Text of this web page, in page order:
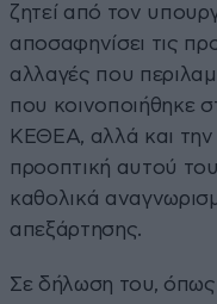
ζητεί από τον
αποσαφηνίσει τις
αλλαγές που
που κοινοποιήθηκε
ΚΕΘΕΑ, αλλά και την
προοπτική αυτού
καθολικά
απεξάρτησης.
Σε δήλωση του,